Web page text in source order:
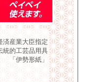
済産業大臣指定
統的工芸品用具
「伊勢形紙」